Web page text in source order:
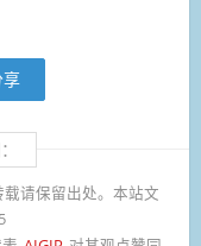
享
请保留出处。本站文